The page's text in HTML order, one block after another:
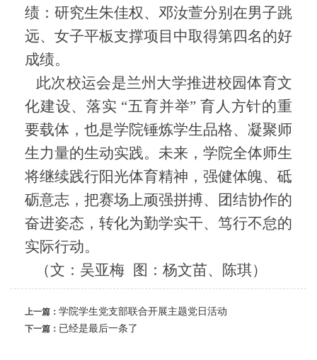
绩：研究生朱佳权、邓汝萱分别在男子跳
远、女子平板支撑项目中取得第四名的好
成绩。
此次校运会是兰州大学推进校园体育文
化建设、落实 “五育并举” 育人方针的重
要载体，也是学院锤炼学生品格、凝聚师
生力量的生动实践。未来，学院全体师生
将继续践行阳光体育精神，强健体魄、砥
砺意志，把赛场上顽强拼搏、团结协作的
奋进姿态，转化为勤学实干、笃行不怠的
实际行动。
（文：吴亚梅 图：杨文苗、陈琪）
上一篇： 学院学生党支部联合开展主题党日活动
下一篇： 已经是最后一条了